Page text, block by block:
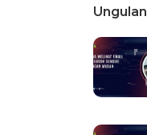
Ungulan